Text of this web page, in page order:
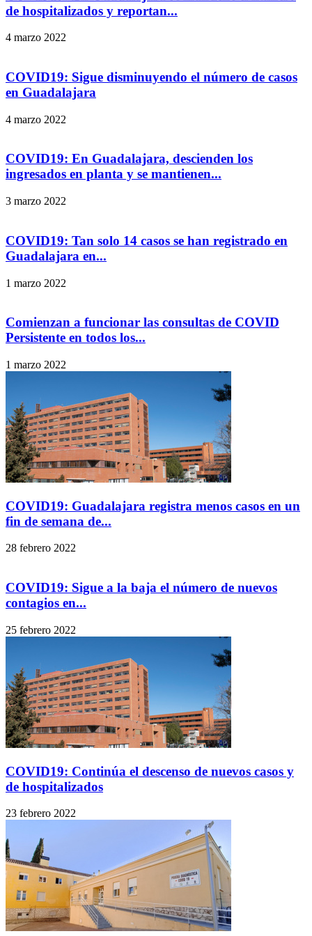
de hospitalizados y reportan...
4 marzo 2022
COVID19: Sigue disminuyendo el número de casos
en Guadalajara
4 marzo 2022
COVID19: En Guadalajara, descienden los
ingresados en planta y se mantienen...
3 marzo 2022
COVID19: Tan solo 14 casos se han registrado en
Guadalajara en...
1 marzo 2022
Comienzan a funcionar las consultas de COVID
Persistente en todos los...
1 marzo 2022
COVID19: Guadalajara registra menos casos en un
fin de semana de...
28 febrero 2022
COVID19: Sigue a la baja el número de nuevos
contagios en...
25 febrero 2022
COVID19: Continúa el descenso de nuevos casos y
de hospitalizados
23 febrero 2022